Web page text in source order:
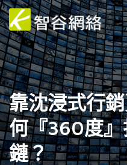
靠沈浸式行
何『360度
鏈？